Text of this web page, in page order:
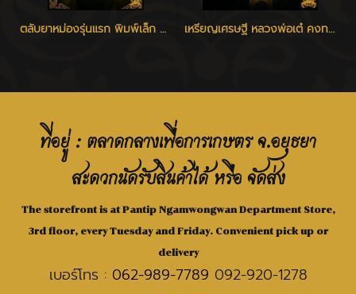
ตลับยาหม่องรุ่นแรก พิมพ์เล็ก หลวงพ่อเต๋ วัดสามง่าม เหรียญเศรษฐี หลวงพ่อเต๋ คงทอง วัดสามง่าม จ.นครปฐม ปี 2520
ที่อยู่ : ตลาดกลางเพื่อการเกษตร จ.อยุธยา
สะดวกนัดรับสินค้าได้ หรือ จัดส่ง
The storefront is at Pantip Ngamwongwan Department Store,
3rd floor, every Tuesday and Friday. Convenient pick up or
delivery
เบอร์โทร : 062-989-7789 092-920-1278